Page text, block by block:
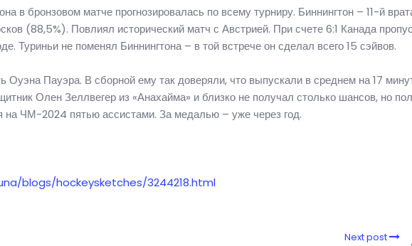
в бронзовом матче прогнозировалась по всему турниру. Биннингтон – 11-й
(88,5%). Повлиял исторический матч с Австрией. При счете 6:1 Канада
Туриньи не поменял Биннингтона – в той встрече он сделал всего 15 сэйвов.
Оуэна Пауэра. В сборной ему так доверяли, что выпускали в среднем на 17
Олен Зеллвегер из «Анахайма» и близко не получал столько шансов, но
ЧМ-2024 пятью ассистами. За медалью – уже через год.
blogs/hockeysketches/3244218.html
Next post